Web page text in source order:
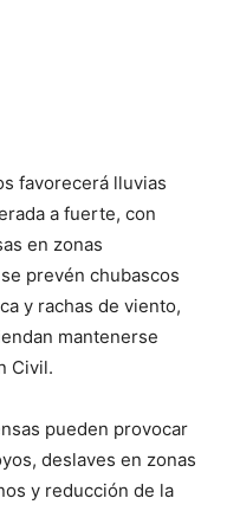
favorecerá lluvias
a fuerte, con
en zonas
prevén chubascos
y rachas de viento,
mantenerse
Civil.
pueden provocar
deslaves en zonas
y reducción de la